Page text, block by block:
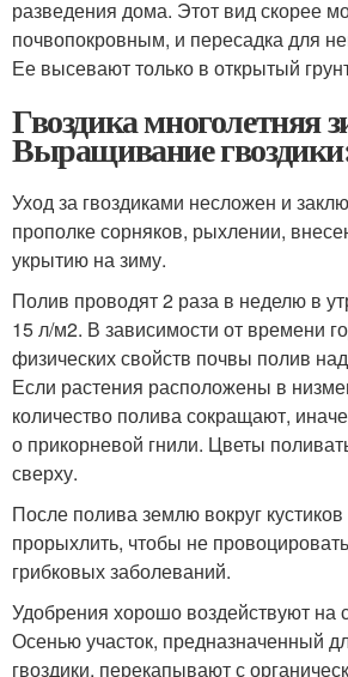
разведения дома. Этот вид скорее
почвопокровным, и пересадка для
Ее высевают только в открытый
Гвоздика многолетняя
Выращивание
Уход за гвоздиками несложен и
прополке сорняков, рыхлении,
укрытию на зиму.
Полив проводят 2 раза в неделю в
15 л/м2. В зависимости от времени
физических свойств почвы полив
Если растения расположены в
количество полива сокращают,
о прикорневой гнили. Цветы
сверху.
После полива землю вокруг
прорыхлить, чтобы не
грибковых заболеваний.
Удобрения хорошо воздействуют на
Осенью участок, предназначенный
гвоздики, перекапывают с